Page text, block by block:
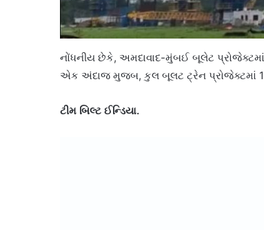
નોંધનીય છેકે, અમદાવાદ-મુંબઈ બૂલેટ પ્રોજેક્ટમાં
એક અંદાજ મુજબ, કુલ બૂલટ ટ્રેન પ્રોજેક્ટમાં
ટીમ બિલ્ટ ઈન્ડિયા.